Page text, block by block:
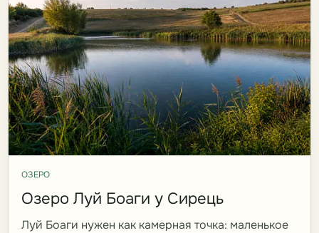
ОЗЕРО
Озеро Луй Боаги у Сирець
Луй Боаги нужен как камерная точка: маленькое